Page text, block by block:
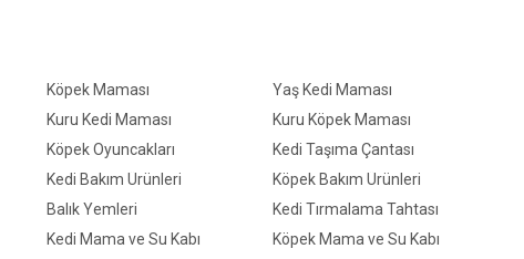
Köpek Maması
Yaş Kedi Maması
Kuru Kedi Maması
Kuru Köpek Maması
Köpek Oyuncakları
Kedi Taşıma Çantası
Kedi Bakım Ürünleri
Köpek Bakım Ürünleri
Balık Yemleri
Kedi Tırmalama Tahtası
Kedi Mama ve Su Kabı
Köpek Mama ve Su Kabı